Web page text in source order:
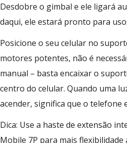
Desdobre o gimbal e ele ligará
daqui, ele estará pronto para uso.
Posicione o seu celular no
motores potentes, não é
manual – basta encaixar o
centro do celular. Quando uma
acender, significa que o telefone
Dica: Use a haste de extensão
Mobile 7P para mais flexibilidade